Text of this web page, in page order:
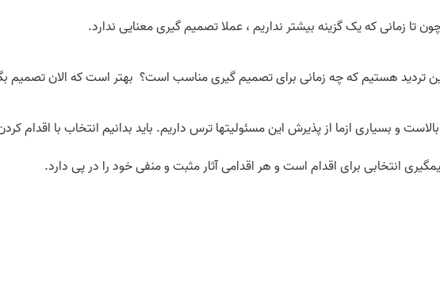
زمانی که یک گزینه بیشتر نداریم ، عملا تصمیم گیری معنایی ندارد.
هستیم که چه زمانی برای تصمیم گیری مناسب است؟ بهتر است که الان تصمیم
و بسیاری ازما از پذیرش این مسئولیت­ها ترس داریم. باید بدانیم انتخاب با
انتخابی برای اقدام است و هر اقدامی آثار مثبت و منفی خود را در پی دارد.